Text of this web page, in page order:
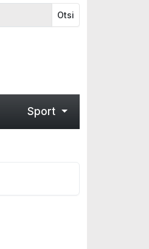
Otsi
Sport